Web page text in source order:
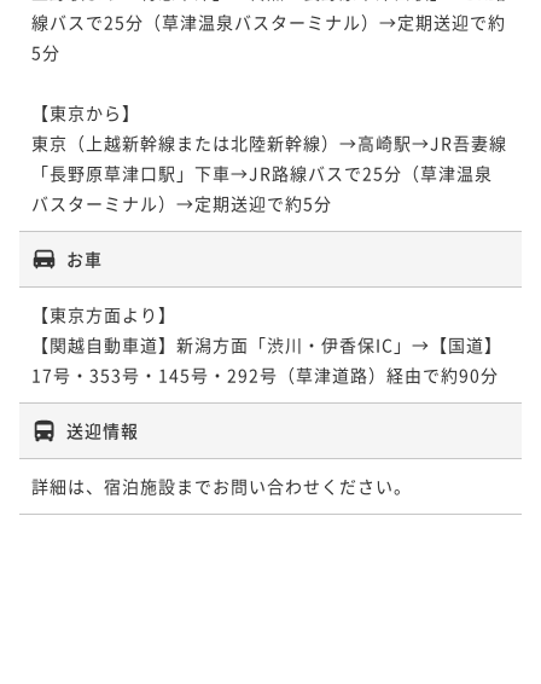
線バスで25分（草津温泉バスターミナル）→定期送迎で約
5分
【東京から】
東京（上越新幹線または北陸新幹線）→高崎駅→JR吾妻線
「長野原草津口駅」下車→JR路線バスで25分（草津温泉
お車
【東京方面より】
【関越自動車道】新潟方面「渋川・伊香保IC」→【国道】
17号・353号・145号・292号（草津道路）経由で約90分
送迎情報
詳細は、宿泊施設までお問い合わせください。